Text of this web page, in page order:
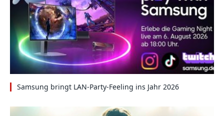
Samsung bringt LAN-Party-Feeling ins Jahr 2026